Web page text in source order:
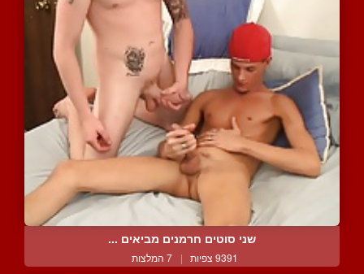
שני סוטים חרמנים מביאים ...
9391 צפיות | 7 המלצות